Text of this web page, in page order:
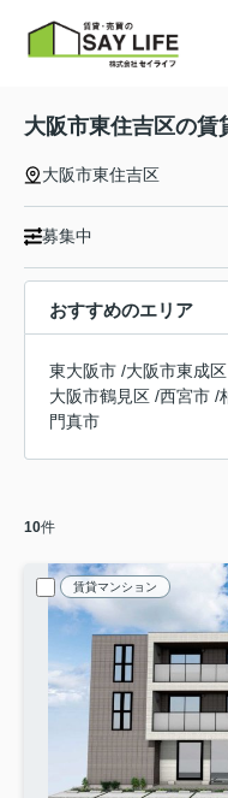
大阪市東住吉区の賃
大阪市東住吉区
募集中
おすすめのエリア
東大阪市 /大阪市東成区
大阪市鶴見区 /西宮市 /
門真市
10件
賃貸マンション